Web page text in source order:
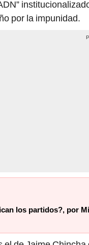
por la impunidad.
los partidos?, por